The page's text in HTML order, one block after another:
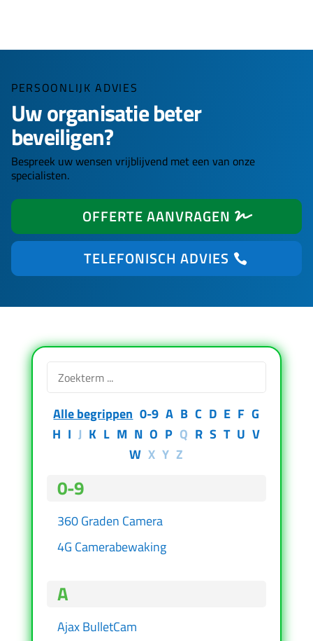
PERSOONLIJK ADVIES
Uw organisatie beter
beveiligen?
Bespreek uw wensen vrijblijvend met een van onze
specialisten.
OFFERTE AANVRAGEN
TELEFONISCH ADVIES
Alle begrippen 0-9 A B C D E F G
H I J K L M N O P Q R S T U V
W X Y Z
0-9
360 Graden Camera
4G Camerabewaking
A
Ajax BulletCam